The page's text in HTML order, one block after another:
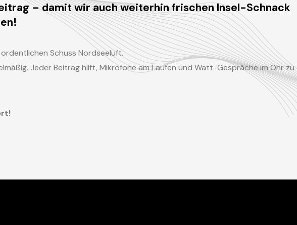
– damit wir auch weiterhin frischen Insel-Schnack
Schuss Nordseeluft.
Jeder Beitrag hilft, Mikrofone am Laufen und Watt-Gespräche im Ohr zu